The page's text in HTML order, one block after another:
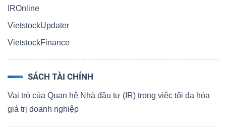
IROnline
VietstockUpdater
VietstockFinance
SÁCH TÀI CHÍNH
Vai trò của Quan hệ Nhà đầu tư (IR) trong việc tối đa hóa
giá trị doanh nghiệp